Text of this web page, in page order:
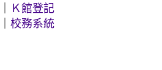
Ｋ館登記
校務系統